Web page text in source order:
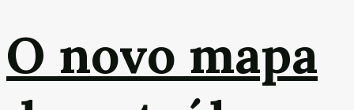
O novo mapa